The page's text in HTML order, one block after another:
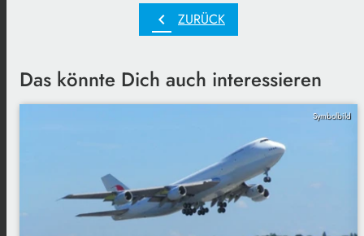
chevron_left ZURÜCK
Das könnte Dich auch interessieren
Symbolbild